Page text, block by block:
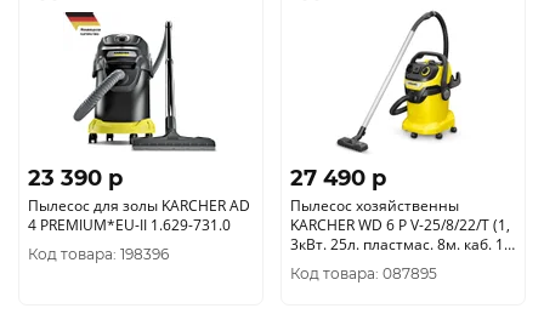
23 390 p
Пылесос для золы KARCHER AD
4 PREMIUM*EU-II 1.629-731.0
Код товара: 198396
27 490 p
Пылесос хозяйственны
KARCHER WD 6 P V-25/8/22/T (1,
3кВт. 25л. пластмас. 8м. каб. 1
розетк1.628-313.0
Код товара: 087895